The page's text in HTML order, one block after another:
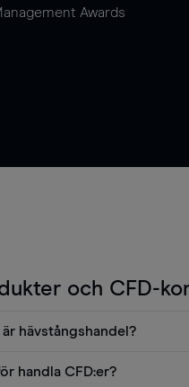
Awards
och CFD-
är hävstångshandel?
handla CFD:er?